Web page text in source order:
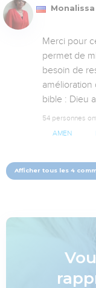
Monalissa
Merci pour
permet de
besoin de
amélioration
bible : Dieu
54 personnes
AMEN
Afficher tous les 4